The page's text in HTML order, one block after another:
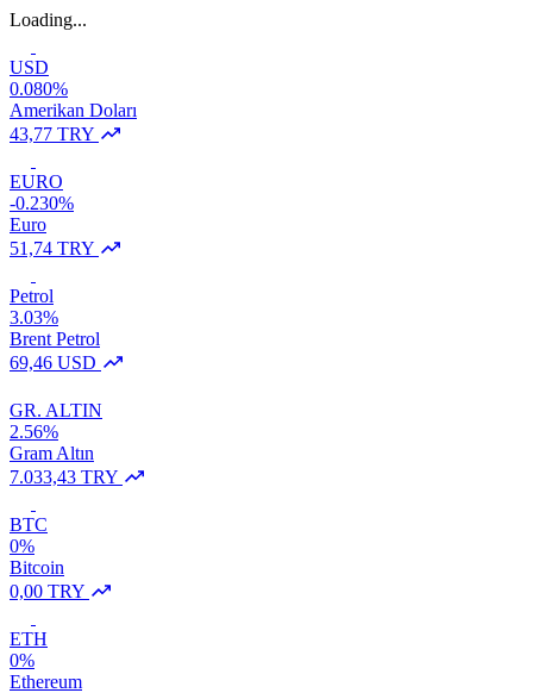
Loading...
USD
0.080%
Amerikan Doları
43,77 TRY
EURO
-0.230%
Euro
51,74 TRY
Petrol
3.03%
Brent Petrol
69,46 USD
GR. ALTIN
2.56%
Gram Altın
7.033,43 TRY
BTC
0%
Bitcoin
0,00 TRY
ETH
0%
Ethereum